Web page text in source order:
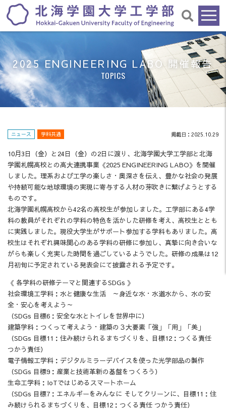
2025 ENGINEERING LABO 開催報告
TOPICS
ニュース 学科共通 掲載日：2025.10.29
10月3日（金）と24日（金）の2日に渡り、北海学園大学工学部と北海
学園札幌高校との高大連携事業《2025 ENGINEERING LABO》を開催
しました。理系および工学の楽しさ・奥深さを伝え、豊かな社会の発展
や持続可能な地球環境の実現に寄与する人材の芽吹きに繋げようとする
ものです。
北海学園札幌高校から42名の高校生が参加しました。工学部にある4学
科の教員がそれぞれの学科の特色を活かした研修を考え、高校生ととも
に実践しました。現役大学生がサポート参加する学科もありました。高
校生はそれぞれ興味関心のある学科の研修に参加し、真摯に向き合いな
がらも楽しく充実した時間を過ごしているようでした。研修の成果は12
月初旬に予定されている発表会にて披露される予定です。
《 各学科の研修テーマと関連するSDGs 》
社会環境工学科：水と健康な生活 ～身近な水・水道水から、水の安
全・安心を考えよう～
（SDGs 目標6：安全な水とトイレを世界中に）
建築学科：つくって考えよう・建築の３大要素「強」「用」「美」
（SDGs 目標11：住み続けられるまちづくりを、目標12：つくる責任
つかう責任）
電子情報工学科：デジタルミラーデバイスを使った光学部品の製作
（SDGs 目標9：産業と技術革新の基盤をつくろう）
生命工学科：IoTではじめるスマートホーム
（SDGs 目標7：エネルギーをみんなに そしてクリーンに、目標11：住
み続けられるまちづくりを、目標12：つくる責任 つかう責任）